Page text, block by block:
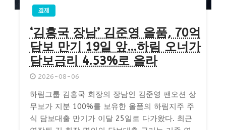
경제
‘김홍국 장남’ 김준영 올품, 70억
담보 만기 19일 앞…하림 오너가
담보금리 4.53%로 올라
2026-08-06
하림그룹 김홍국 회장의 장남인 김준영 팬오션 상
무보가 지분 100%를 보유한 올품의 하림지주 주
식 담보대출 만기가 이달 25일로 다가왔다. 최근